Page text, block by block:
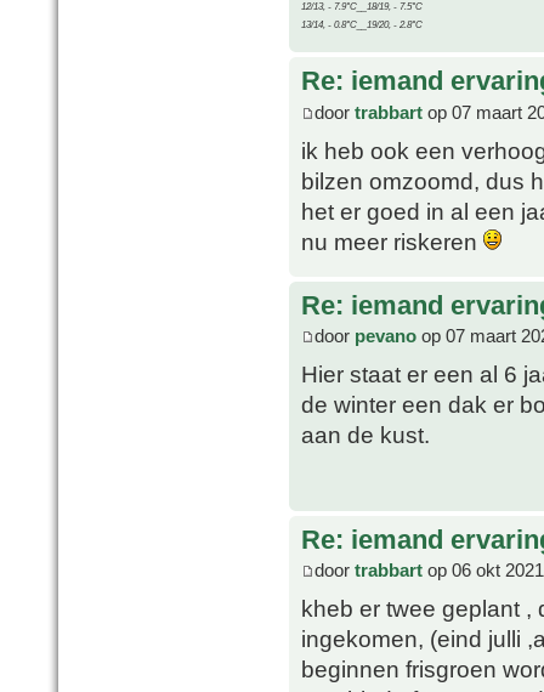
12/13, - 7.9°C__18/19, - 7.5°C
13/14, - 0.8°C__19/20, - 2.8°C
Re: iemand
door trabbart op 07 maart
ik heb ook een
bilzen omzoomd, dus
het er goed in al een
nu meer riskeren
Re: iemand
door pevano op 07 maart
Hier staat er een al 6
de winter een dak er
aan de kust.
Re: iemand
door trabbart op 06 okt
kheb er twee geplant ,
ingekomen, (eind julli
beginnen frisgroen